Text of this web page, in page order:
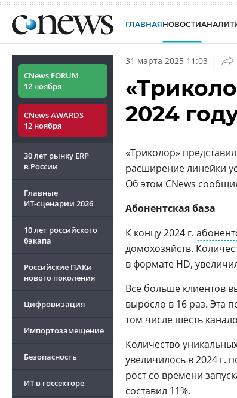
ГЛАВНАЯНОВОСТИ
CNews FORUM
12 ноября
CNews AWARDS
12 ноября
30 лет рынку ERP
в России
Главные
ИТ-сценарии 2026
10 лет российского
бэкапа
Российские ПАКи
нового поколения
Цифровизация
Импортозамещение
Безопасность
ИТ в госсекторе
31 марта 2025 11:03 |
2024
«Триколор»
расширение линейки
Об этом CNews
Абонентская база
К концу 2024 г.
домохозяйств.
в формате HD,
Все больше клиентов
выросло в 16 раз. Эта
том числе шесть
Количество
увеличилось в 2024 г.
рост со времени
составил 11%.